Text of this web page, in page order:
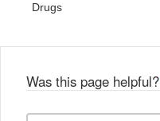
Drugs
Was this page helpful?